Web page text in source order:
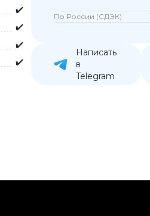
держатели
✔️
✔️
✔️
✔️
По России (СДЭК)
Написать
в
Telegram